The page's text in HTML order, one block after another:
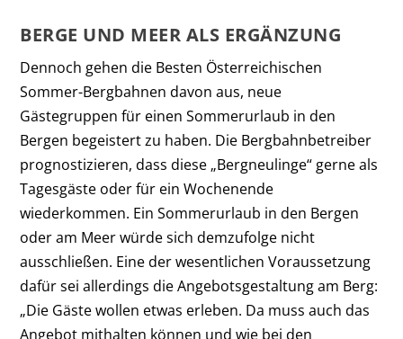
BERGE UND MEER ALS ERGÄNZUNG
Dennoch gehen die Besten Österreichischen
Sommer-Bergbahnen davon aus, neue
Gästegruppen für einen Sommerurlaub in den
Bergen begeistert zu haben. Die Bergbahnbetreiber
prognostizieren, dass diese „Bergneulinge“ gerne als
Tagesgäste oder für ein Wochenende
wiederkommen. Ein Sommerurlaub in den Bergen
oder am Meer würde sich demzufolge nicht
ausschließen. Eine der wesentlichen Voraussetzung
dafür sei allerdings die Angebotsgestaltung am Berg:
„Die Gäste wollen etwas erleben. Da muss auch das
Angebot mithalten können und wie bei den